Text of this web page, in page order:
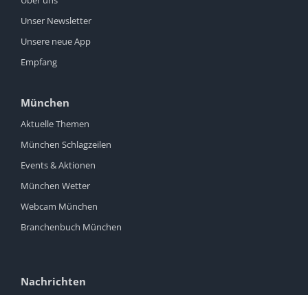
Unser Newsletter
Unsere neue App
Empfang
München
Aktuelle Themen
München Schlagzeilen
Events & Aktionen
München Wetter
Webcam München
Branchenbuch München
Nachrichten